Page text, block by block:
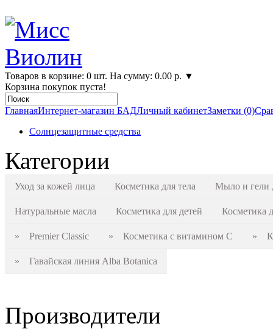
Товаров в корзине: 0 шт. На сумму: 0.00 р. ▼
Корзина покупок пуста!
ГлавнаяИнтернет-магазин БАДЛичный кабинетЗаметки (0)
Солнцезащитные средства
Категории
Уход за кожей лица Косметика для тела Мыло и гели
Натуральные масла Косметика для детей Косметика
» Premier Classic » Косметика с витамином С »
» Гавайская линия Alba Botanica
Производители